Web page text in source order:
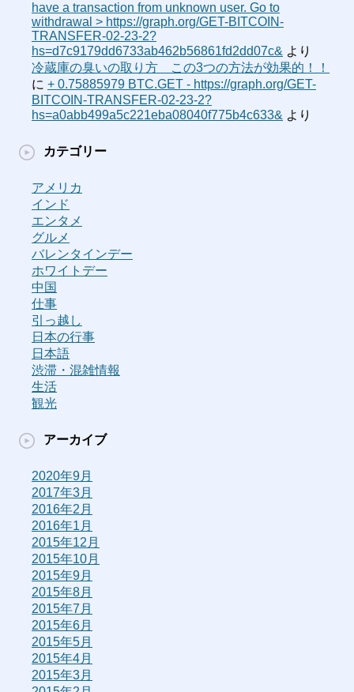
have a transaction from unknown user. Gо tо
withdrаwаl > https://graph.org/GET-BITCOIN-
TRANSFER-02-23-2?
hs=d7c9179dd6733ab462b56861fd2dd07c& より
冷蔵庫の臭いの取り方 この3つの方法が効果的！！
に + 0.75885979 BTC.GET - https://graph.org/GET-
BITCOIN-TRANSFER-02-23-2?
hs=a0abb499a5c221eba08040f775b4c633& より
カテゴリー
アメリカ
インド
エンタメ
グルメ
バレンタインデー
ホワイトデー
中国
仕事
引っ越し
日本の行事
日本語
渋滞・混雑情報
生活
観光
アーカイブ
2020年9月
2017年3月
2016年2月
2016年1月
2015年12月
2015年10月
2015年9月
2015年8月
2015年7月
2015年6月
2015年5月
2015年4月
2015年3月